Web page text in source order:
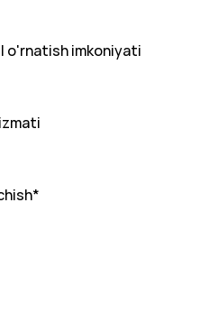
o'rnatish imkoniyati